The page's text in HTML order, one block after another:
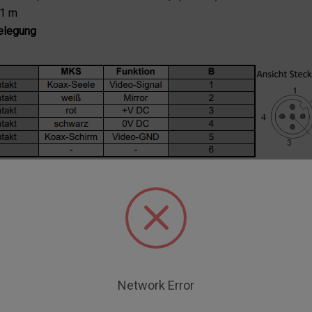
m
Deutschlands: Ex Works Steinbach, UPS
Network Error